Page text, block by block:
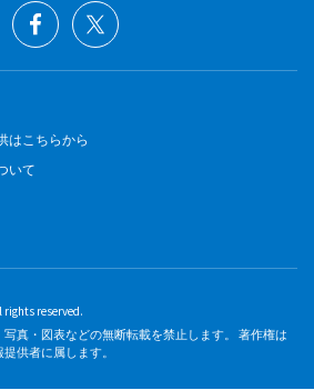
はこちらから
いて
rights reserved.
真・図表などの無断転載を禁止します。 著作権は
供者に属します。